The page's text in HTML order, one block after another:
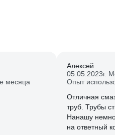
месяца
Алексей .
05.05.2023г.
Опыт
Отличная
труб. Трубы
Нанашу
на ответный